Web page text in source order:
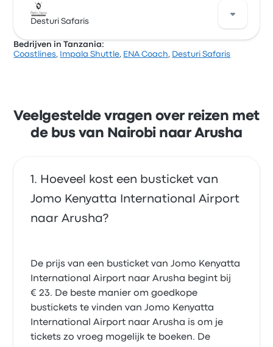
Op basis van 27 beoordelingen heeft het bedrijf 3.8
sterren gekregen op Busbud. Reizigers waren vooral
prijs-kwaliteitverhouding, maar klaagden vaak over
de wifi. Impala Shuttle-ticketprijzen voor deze reis
Desturi Safaris
Op deze route kun je reizen met de bussen van
voor een eerlijke prijs naar je bestemming.
Bedrijven in Tanzania:
Coastlines, Impala Shuttle, ENA Coach, Desturi Safaris
Veelgestelde vragen over reizen met
de bus van Nairobi naar Arusha
Hoeveel kost een busticket van
Jomo Kenyatta International Airport
naar Arusha?
De prijs van een busticket van Jomo Kenyatta
International Airport naar Arusha begint bij
€ 23. De beste manier om goedkope
bustickets te vinden van Jomo Kenyatta
International Airport naar Arusha is om je
tickets zo vroeg mogelijk te boeken. De